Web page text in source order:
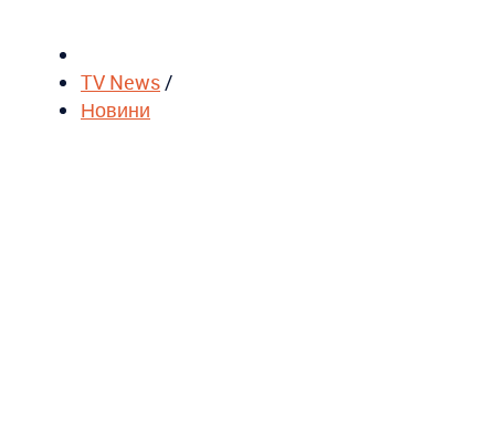
TV News/
Новини